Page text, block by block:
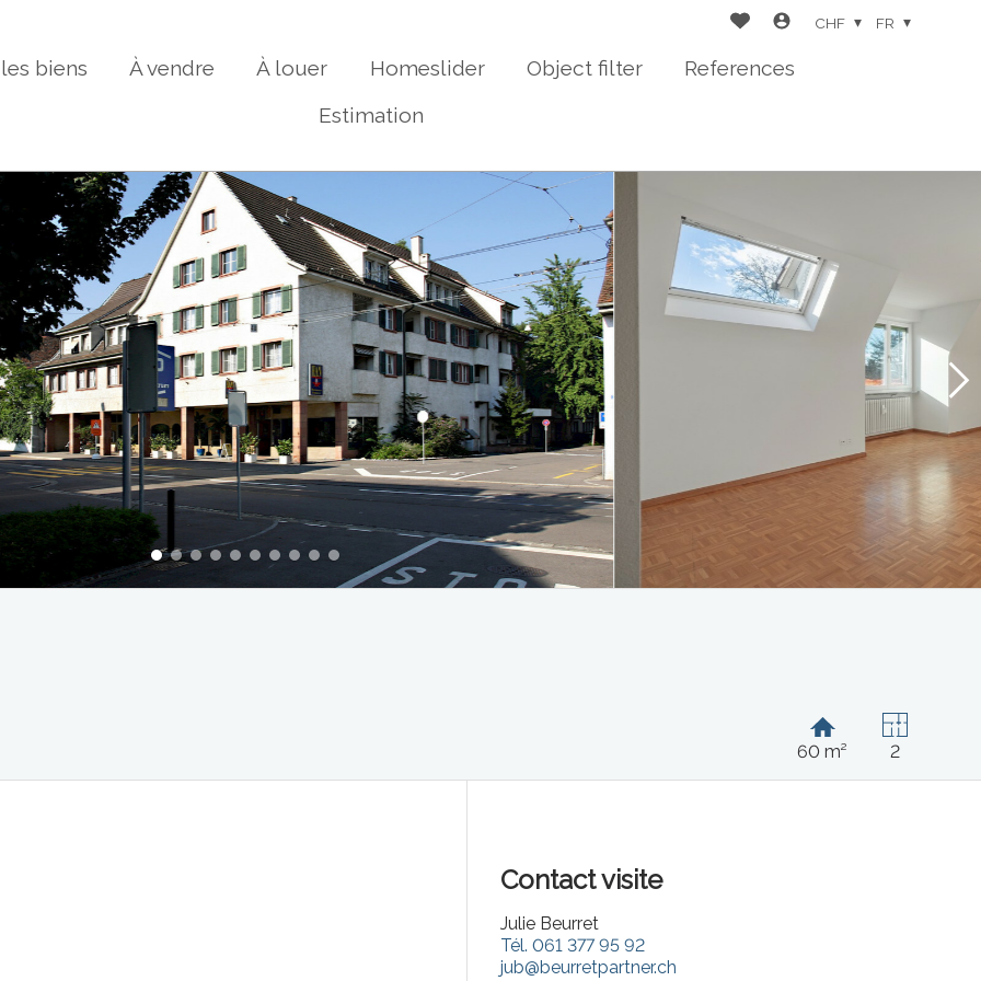
biens À vendre À louer Homeslider Object filter
References
Estimation
CHF FR
60 m² 2
Contact visite
Julie Beurret
Tél. 061 377 95 92
jub@beurretpartner.ch